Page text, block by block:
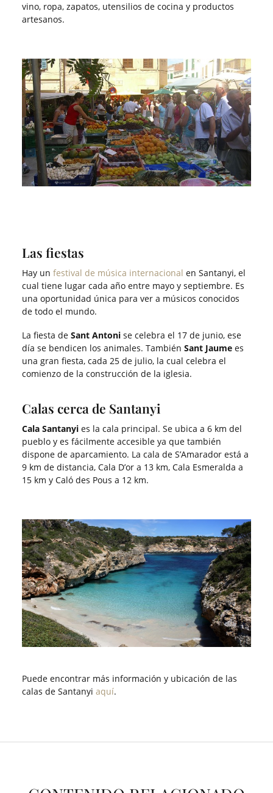
vino, ropa, zapatos, utensilios de cocina y productos
artesanos.
Las fiestas
Hay un festival de música internacional en Santanyi, el
cual tiene lugar cada año entre mayo y septiembre. Es
una oportunidad única para ver a músicos conocidos
de todo el mundo.
La fiesta de Sant Antoni se celebra el 17 de junio, ese
día se bendicen los animales. También Sant Jaume es
una gran fiesta, cada 25 de julio, la cual celebra el
comienzo de la construcción de la iglesia.
Calas cerca de Santanyi
Cala Santanyi es la cala principal. Se ubica a 6 km del
pueblo y es fácilmente accesible ya que también
dispone de aparcamiento. La cala de S’Amarador está a
9 km de distancia, Cala D’or a 13 km, Cala Esmeralda a
15 km y Caló des Pous a 12 km.
Puede encontrar más información y ubicación de las
calas de Santanyi aquí.